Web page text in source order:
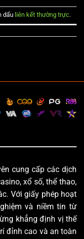
dấu liên kết thường trực.
cung cấp các dịch
xổ số, thể thao,
Với giấy phép hoạt
và niềm tin từ
khẳng định vị thế
đỉnh cao và an toàn